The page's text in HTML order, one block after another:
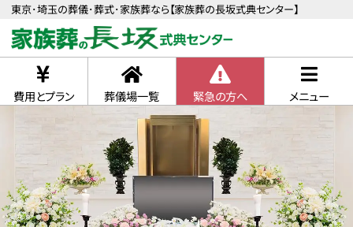
東京･埼玉の葬儀･葬式･家族葬なら【家族葬の長坂式典センター】
費用とプラン 葬儀場一覧 緊急の方へ メニュー